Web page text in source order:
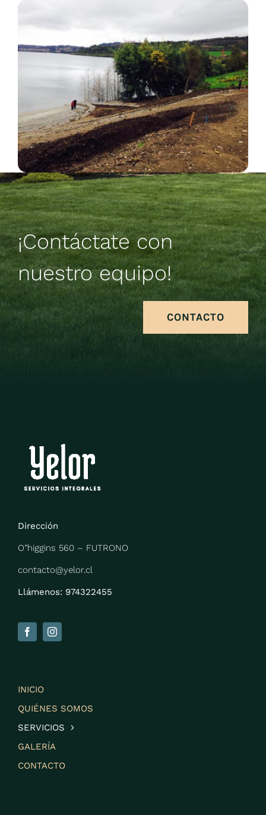
¡Contáctate con
nuestro equipo!
CONTACTO
Dirección
O”higgins 560 – FUTRONO
contacto@yelor.cl
Llámenos: 974322455
INICIO
QUIÉNES SOMOS
SERVICIOS
GALERÍA
CONTACTO